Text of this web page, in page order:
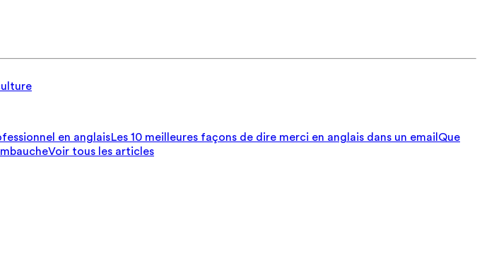
en anglaisLes 10 meilleures façons de dire merci en anglais dans un email Que
Voir tous les articles